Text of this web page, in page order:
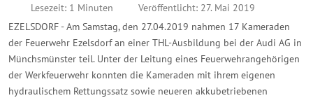
Lesezeit: 1 Minuten Veröffentlicht: 27. Mai 2019
EZELSDORF - Am Samstag, den 27.04.2019 nahmen 17 Kameraden
der Feuerwehr Ezelsdorf an einer THL-Ausbildung bei der Audi AG in
Münchsmünster teil. Unter der Leitung eines Feuerwehrangehörigen
der Werkfeuerwehr konnten die Kameraden mit ihrem eigenen
hydraulischem Rettungssatz sowie neueren akkubetriebenen